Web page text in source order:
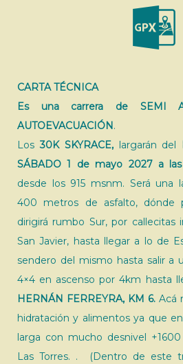
CARTA TÉCNICA
Es una carrera de SEMI
AUTOEVACUACIÓN.
Los30K SKYRACE,largarán del
SÁBADO 1 de mayo 2027 a
desde los 915 msnm. Será una
400 metros de asfalto, dónde
dirigirá rumbo Sur, por callecitas
San Javier, hasta llegar a lo de
sendero del mismo hasta salir a
4×4 en ascenso por 4km hasta
HERNÁN FERREYRA, KM 6. Acá
hidratación y alimentos ya que
larga con mucho desnivel
Las Torres. . (Dentro de este